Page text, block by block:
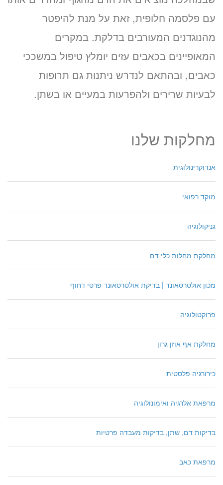
עם פלסמה חלופית, זאת על מנת להיפטר
מהנוגדנים המעורבים בדלקת. במקרים
המאופיינים בכאבים עזים יומלץ טיפול במשככי
כאבים, ובהתאם לנדרש ניתנות גם תרופות
לבעיות שרירים ולהפרעות במעיים או בשתן.
מחלקות שלנו
אנדוקרינולוגית
מוקד רפואי
גניקולוגיה
מחלקת מחלות כלי דם
מכון אולטרסאונד | בדיקת אולטרסאונד פרטי דחוף
פרוקטולוגיה
מחלקת אף אוזן גרון
כירורגיה פלסטית
מרפאת אלרגיה ואימונולוגיה
בדיקות דם, שתן, בדיקות מעבדה פרטיות
מרפאת כאב